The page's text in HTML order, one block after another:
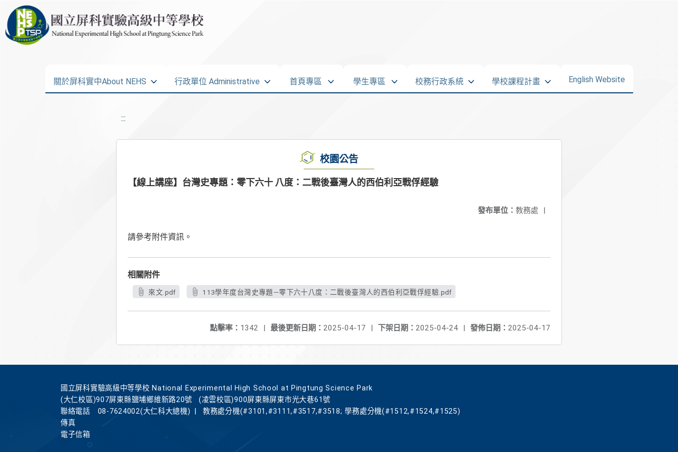
關於屏科實中About NEHS 行政單位 Administrative 首頁專區 學生專區 校務行政系統 學校課程計畫 English Website
:::
校園公告
【線上講座】台灣史專題：零下六十 八度：二戰後臺灣人的西伯利亞戰俘經驗
發布單位： 教務處 |
請參考附件資訊。
相關附件
來文.pdf 113學年度台灣史專題—零下六十八度：二戰後臺灣人的西伯利亞戰俘經驗.pdf
發佈日期： 2025-04-17
下架日期： 2025-04-24 |
最後更新日期： 2025-04-17 |
點擊率： 1342 |
國立屏科實驗高級中等學校 National Experimental High School at Pingtung Science Park
(大仁校區)907屏東縣鹽埔鄉維新路20號
(凌雲校區)900屏東縣屏東市光大巷61號
聯絡電話
08-7624002(大仁科大總機)
教務處分機(#3101,#3111,#3517,#3518; 學務處分機(#1512,#1524,#1525)
傳真
電子信箱